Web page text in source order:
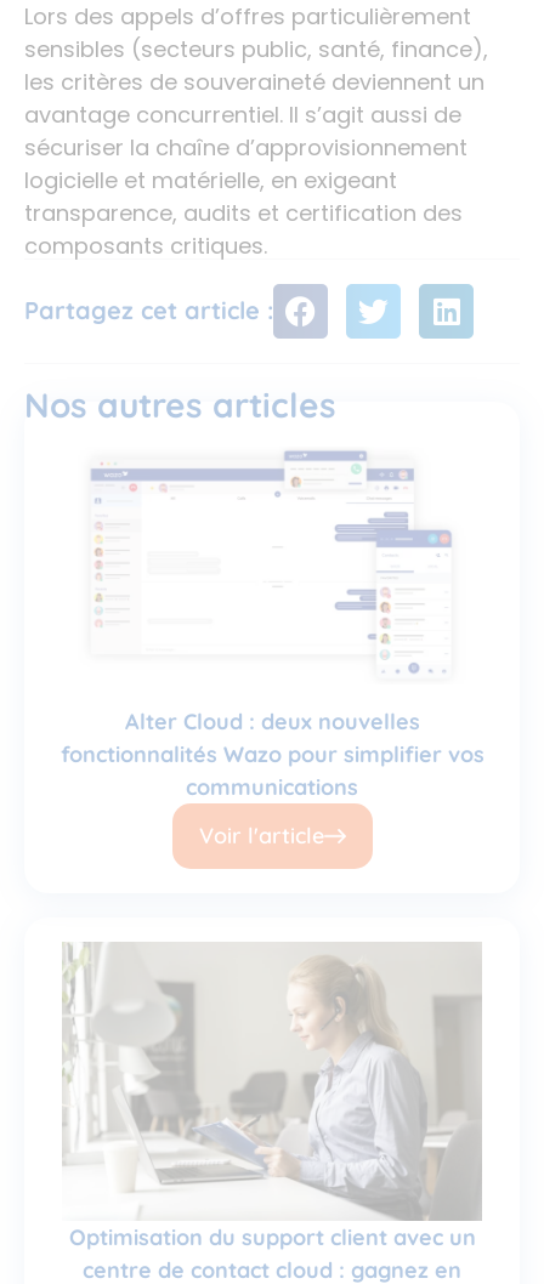
Lors des appels d’offres particulièrement
sensibles (secteurs public, santé, finance),
les critères de souveraineté deviennent un
avantage concurrentiel. Il s’agit aussi de
sécuriser la chaîne d’approvisionnement
logicielle et matérielle, en exigeant
transparence, audits et certification des
composants critiques.
Partagez cet article :
Nos autres articles
Alter Cloud : deux nouvelles
fonctionnalités Wazo pour simplifier vos
communications
Voir l'article
Optimisation du support client avec un
centre de contact cloud : gagnez en